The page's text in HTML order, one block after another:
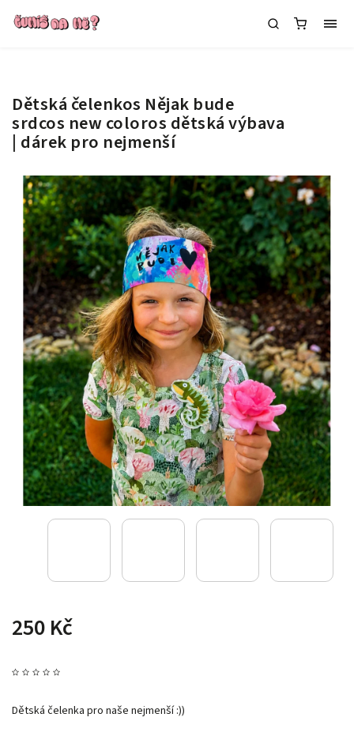
Dětská čelenkos Nějak bude
srdcos new coloros dětská výbava
| dárek pro nejmenší
250 Kč
Dětská čelenka pro naše nejmenší :))